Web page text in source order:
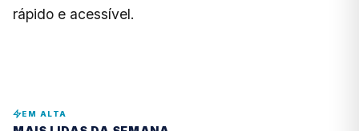
rápido e acessível.
EM ALTA